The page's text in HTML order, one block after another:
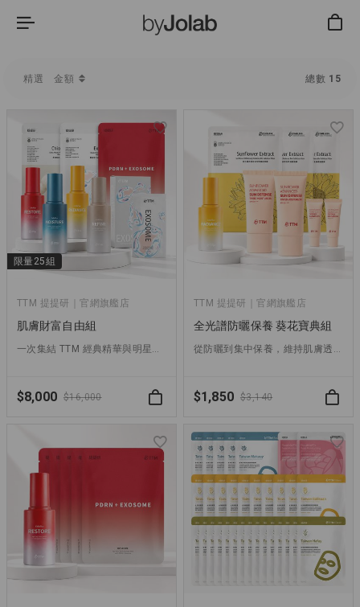
精選 金額 總數 15
限量25組
TTM 提提研｜官網旗艦店
肌膚財富自由組
一次集結 TTM 經典精華與明星面膜，打造完整保養儀式
$8,000 $16,000
TTM 提提研｜官網旗艦店
全光譜防曬保養 葵花寶典組
從防曬到集中保養，維持肌膚透亮光采
$1,850 $3,140